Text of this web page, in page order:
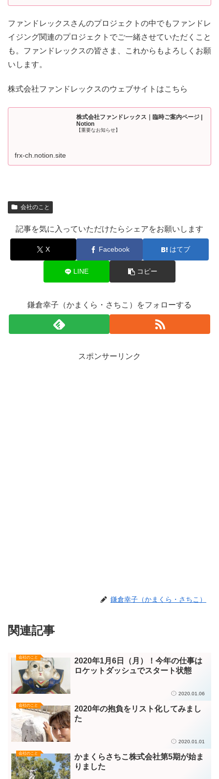
ファンドレックスさんのプロジェクトの中でもファンドレ
イジング関連のプロジェクトでご一緒させていただくこと
も。ファンドレックスの皆さま、これからもよろしくお願
いします。
株式会社ファンドレックスのウェブサイトはこちら
株式会社ファンドレックス｜臨時ご案内ページ |
Notion
【重要なお知らせ】
frx-ch.notion.site
会社のこと
記事を気に入っていただけたらシェアをお願いします
X Facebook はてブ
LINE コピー
鎌倉幸子（かまくら・さちこ）をフォローする
スポンサーリンク
鎌倉幸子（かまくら・さちこ）
関連記事
会社のこと
2020年1月6日（月）！今年の仕事は
ロケットダッシュでスタート状態
2020.01.06
会社のこと
2020年の抱負をリスト化してみまし
た
2020.01.01
会社のこと
かまくらさちこ株式会社第5期が始ま
りました